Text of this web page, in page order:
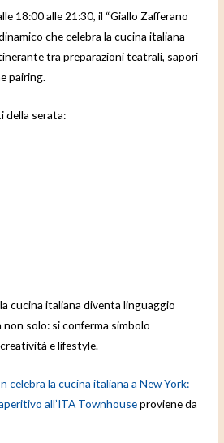
18:00 alle 21:30, il “Giallo Zafferano
che celebra la cucina italiana
tra preparazioni teatrali, sapori
pairing.
della serata:
cucina italiana diventa linguaggio
solo: si conferma simbolo
e lifestyle.
celebra la cucina italiana a New York:
all’ITA Townhouseproviene da